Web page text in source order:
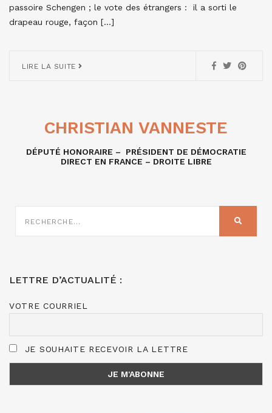
passoire Schengen ; le vote des étrangers : il a sorti le
drapeau rouge, façon […]
LIRE LA SUITE
CHRISTIAN VANNESTE
DÉPUTÉ HONORAIRE – PRÉSIDENT DE DÉMOCRATIE
DIRECT EN FRANCE – DROITE LIBRE
SUR
LETTRE D’ACTUALITÉ :
VOTRE COURRIEL
JE SOUHAITE RECEVOIR LA LETTRE